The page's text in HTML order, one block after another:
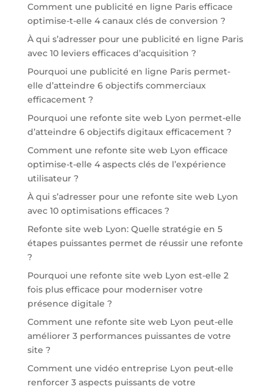
Comment une publicité en ligne Paris efficace
optimise-t-elle 4 canaux clés de conversion ?
À qui s’adresser pour une publicité en ligne Paris
avec 10 leviers efficaces d’acquisition ?
Pourquoi une publicité en ligne Paris permet-
elle d’atteindre 6 objectifs commerciaux
efficacement ?
Pourquoi une refonte site web Lyon permet-elle
d’atteindre 6 objectifs digitaux efficacement ?
Comment une refonte site web Lyon efficace
optimise-t-elle 4 aspects clés de l’expérience
utilisateur ?
À qui s’adresser pour une refonte site web Lyon
avec 10 optimisations efficaces ?
Refonte site web Lyon: Quelle stratégie en 5
étapes puissantes permet de réussir une refonte
?
Pourquoi une refonte site web Lyon est-elle 2
fois plus efficace pour moderniser votre
présence digitale ?
Comment une refonte site web Lyon peut-elle
améliorer 3 performances puissantes de votre
site ?
Comment une vidéo entreprise Lyon peut-elle
renforcer 3 aspects puissants de votre